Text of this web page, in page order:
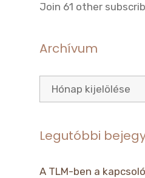
Join 61 other
Archívum
Archívum
Legutóbbi
A TLM-ben a